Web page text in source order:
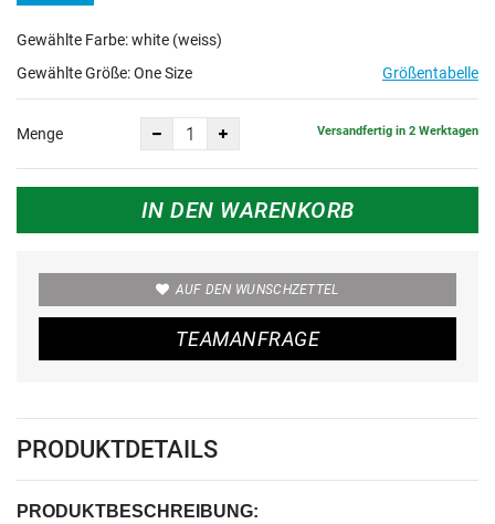
Gewählte Farbe: white (weiss)
Gewählte Größe:One Size Größentabelle
Menge Versandfertig in 2 Werktagen
IN DEN WARENKORB
AUF DEN WUNSCHZETTEL
TEAMANFRAGE
PRODUKTDETAILS
PRODUKTBESCHREIBUNG: